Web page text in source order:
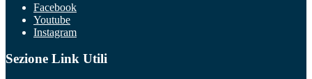
Facebook
Youtube
Instagram
Sezione Link Utili